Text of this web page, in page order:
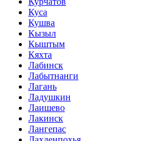
Куса
Кушва
Кызыл
Кыштым
Кяхта
Лабинск
Лабытнанги
Лагань
Ладушкин
Лаишево
Лакинск
Лангепас